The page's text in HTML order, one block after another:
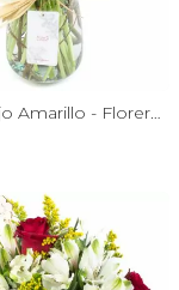
Elena Rojo Amarillo - Florero rosas rojo y tulipanes amarillo